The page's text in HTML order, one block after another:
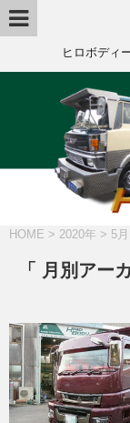
ヒロボディ
HOME > 2020年 > 5月
「 月別アー